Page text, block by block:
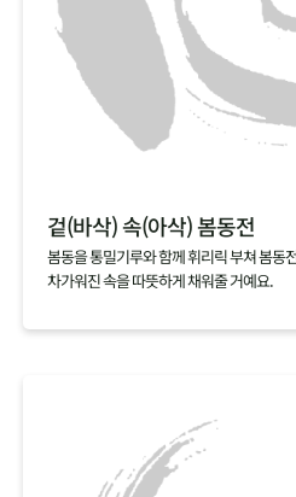
겉(바삭) 속(아삭) 봄동전
봄동을 통밀기루와 함께 휘리릭 부쳐 봄동
차가워진 속을 따뜻하게 채워줄 거예요.